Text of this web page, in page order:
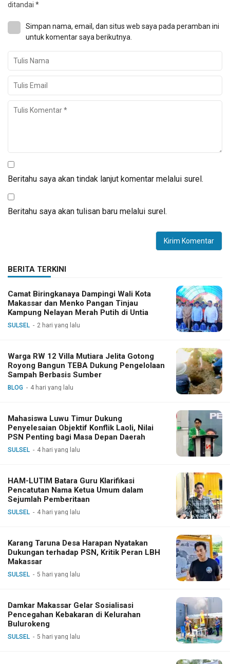
ditandai *
Simpan nama, email, dan situs web saya pada peramban ini
untuk komentar saya berikutnya.
Beritahu saya akan tindak lanjut komentar melalui surel.
Beritahu saya akan tulisan baru melalui surel.
BERITA TERKINI
Camat Biringkanaya Dampingi Wali Kota
Makassar dan Menko Pangan Tinjau
Kampung Nelayan Merah Putih di Untia
SULSEL 2 hari yang lalu
Warga RW 12 Villa Mutiara Jelita Gotong
Royong Bangun TEBA Dukung Pengelolaan
Sampah Berbasis Sumber
BLOG 4 hari yang lalu
Mahasiswa Luwu Timur Dukung
Penyelesaian Objektif Konflik Laoli, Nilai
PSN Penting bagi Masa Depan Daerah
SULSEL 4 hari yang lalu
HAM-LUTIM Batara Guru Klarifikasi
Pencatutan Nama Ketua Umum dalam
Sejumlah Pemberitaan
SULSEL 4 hari yang lalu
Karang Taruna Desa Harapan Nyatakan
Dukungan terhadap PSN, Kritik Peran LBH
Makassar
SULSEL 5 hari yang lalu
Damkar Makassar Gelar Sosialisasi
Pencegahan Kebakaran di Kelurahan
Bulurokeng
SULSEL 5 hari yang lalu